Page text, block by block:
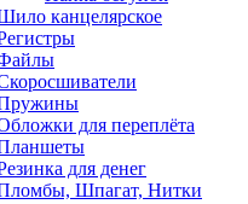
канцелярское
для переплёта
для денег
Шпагат, Нитки